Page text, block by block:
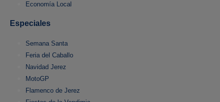
Economía Local
Especiales
Semana Santa
Feria del Caballo
Navidad Jerez
MotoGP
Flamenco de Jerez